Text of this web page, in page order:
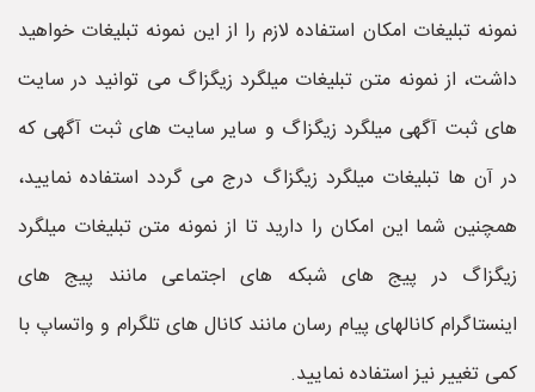
نمونه تبلیغات امکان استفاده لازم را از این نمونه تبلیغات خواهید
داشت، از نمونه متن تبلیغات میلگرد زیگزاگ می توانید در سایت
های ثبت آگهی میلگرد زیگزاگ و سایر سایت های ثبت آگهی که
در آن ها تبلیغات میلگرد زیگزاگ درج می گردد استفاده نمایید،
همچنین شما این امکان را دارید تا از نمونه متن تبلیغات میلگرد
زیگزاگ در پیج های شبکه های اجتماعی مانند پیج های
اینستاگرام کانالهای پیام رسان مانند کانال های تلگرام و واتساپ با
کمی تغییر نیز استفاده نمایید.